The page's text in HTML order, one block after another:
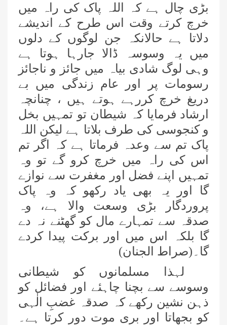
بڑی چال ہے کہ اللہ پاک کی راہ میں
خرچ کرتے وقت اس طرح کے اندیشے
دلاتا ہے حالانکہ جن لوگوں کے دلوں
میں یہ وسوسہ ڈالا جارہا ہوتا ہے
وہی لوگ شادی بیاہ میں جائز و ناجائز
رسومات پر اور عام زندگی میں بے
دریغ خرچ کررہے ہوتے ہیں ، چنانچہ
ارشاد فرمایا کہ شیطان تو تمہیں بخل
و کنجوسی کی طرف بلاتا ہے لیکن اللہ
پاک تم سے وعدہ فرماتا ہے کہ اگر تم
اس کی راہ میں خرچ کرو گے تو وہ
تمہیں اپنے فضل اور مغفرت سے نوازے
گا اور یہ بھی یاد رکھو کہ وہ پاک
پروردگار بڑی وسعت والا ہے، وہ
صدقہ سے تمہارے مال کو گھٹنے نہ دے
گا بلکہ اس میں اور برکت پیدا کردے
گا۔(صراط الجنان)
لہذا مسلمانوں کو شیطانی
وسوسے سے بچنا چاہئے اور فضائل کو
ذہن نشین رکھے کہ صدقہ غضبِ الٰہی
کو بجھاتا اور بری موت دور کرتا ہے۔